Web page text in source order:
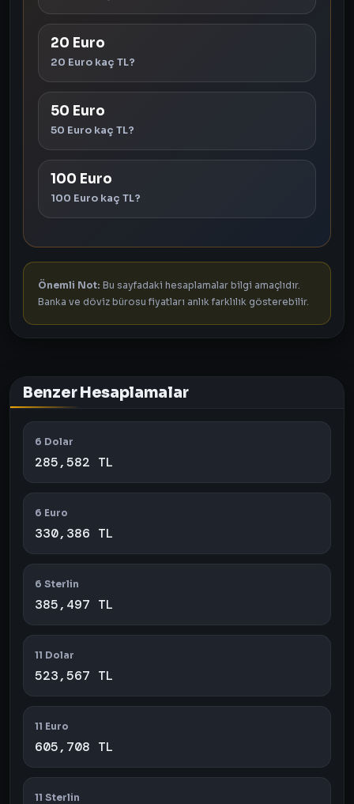
20 Euro
20 Euro kaç TL?
50 Euro
50 Euro kaç TL?
100 Euro
100 Euro kaç TL?
Önemli Not: Bu sayfadaki hesaplamalar bilgi amaçlıdır.
Banka ve döviz bürosu fiyatları anlık farklılık gösterebilir.
Benzer Hesaplamalar
6 Dolar
285,582 TL
6 Euro
330,386 TL
6 Sterlin
385,497 TL
11 Dolar
523,567 TL
11 Euro
605,708 TL
11 Sterlin